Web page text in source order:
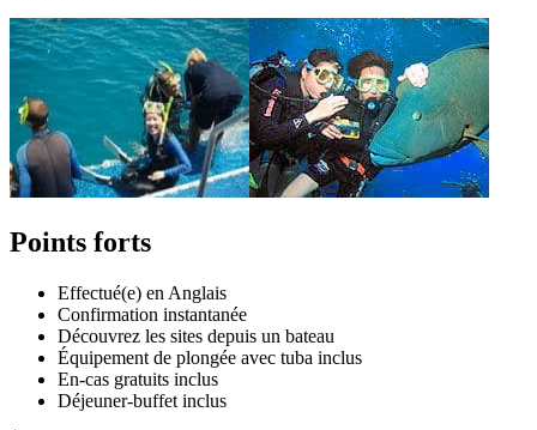
Points forts
Effectué(e) en Anglais
Confirmation instantanée
Découvrez les sites depuis un bateau
Équipement de plongée avec tuba inclus
En-cas gratuits inclus
Déjeuner-buffet inclus